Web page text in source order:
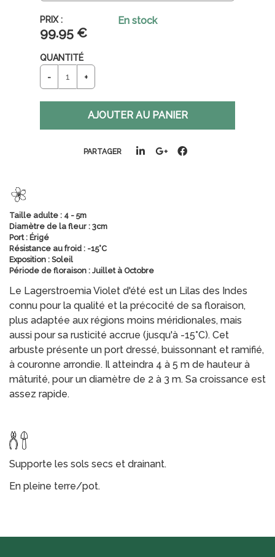
99.95 €
En stock
QUANTITÉ
PARTAGER
Taille adulte : 4 - 5m
Diamètre de la fleur : 3cm
Port : Érigé
Résistance au froid : -15°C
Exposition : Soleil
Période de floraison : Juillet à Octobre
Le Lagerstroemia Violet d'été est un Lilas des Indes
connu pour la qualité et la précocité de sa floraison,
plus adaptée aux régions moins méridionales, mais
aussi pour sa rusticité accrue (jusqu'à -15°C). Cet
arbuste présente un port dressé, buissonnant et ramifié,
à couronne arrondie. Il atteindra 4 à 5 m de hauteur à
mâturité, pour un diamètre de 2 à 3 m. Sa croissance est
assez rapide.
Supporte les sols secs et drainant.
En pleine terre/pot.